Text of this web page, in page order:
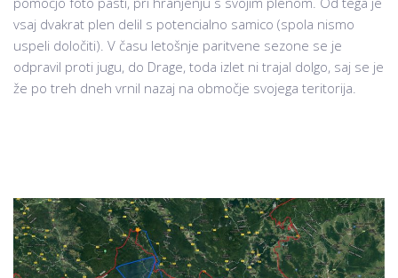
vsaj dvakrat plen delil s potencialno samico (spola nismo
uspeli določiti). V času letošnje paritvene sezone se je
odpravil proti jugu, do Drage, toda izlet ni trajal dolgo, saj se je
že po treh dneh vrnil nazaj na območje svojega teritorija.